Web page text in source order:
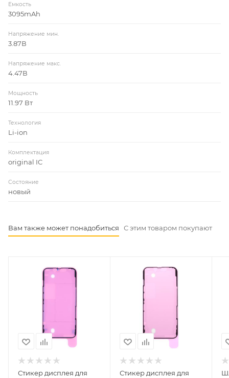
Емкость
3095mAh
Напряжение мин.
3.87В
Напряжение макс.
4.47В
Мощность
11.97 Вт
Технология
Li-ion
Комплектация
original IC
Состояние
новый
Вам также может понадобиться С этим товаром покупают
Стикер дисплея для
Стикер дисплея для